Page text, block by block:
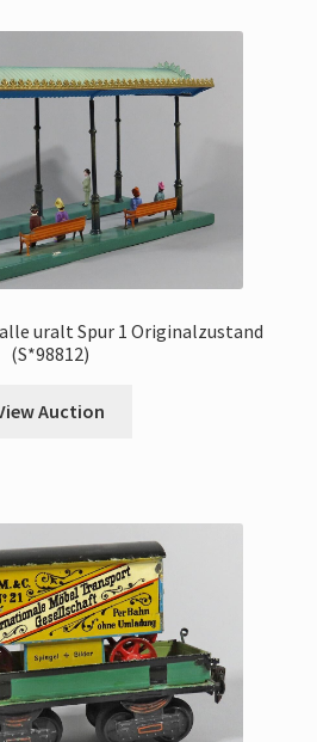
uralt Spur 1 Originalzustand
(S*98812)
Auction